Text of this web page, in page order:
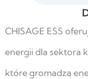
CHISAGE ESS
energii dla sektora
które gromadzą